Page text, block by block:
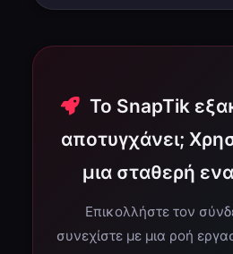
Το SnapTik
αποτυγχάνει;
μια σταθερή
Επικολλήστε τον
συνεχίστε με μια ροή